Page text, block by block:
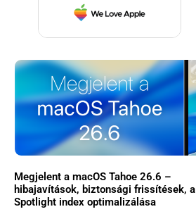
Megjelent a macOS Tahoe 26.6 –
hibajavítások, biztonsági frissítések, a
Spotlight index optimalizálása